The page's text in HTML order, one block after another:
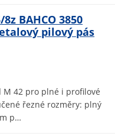
BAHCO 3850
pilový pás
M 42 pro plné i profilové
řezné rozměry: plný
p…